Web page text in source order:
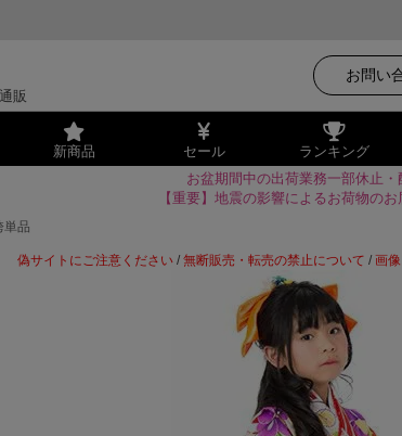
販
お問い
新商品 セール ランキング
お盆期間中の出荷業務一部休止・
【重要】地震の影響によるお荷物の
単品
偽サイトにご注意ください / 無断販売・転売の禁止について / 画